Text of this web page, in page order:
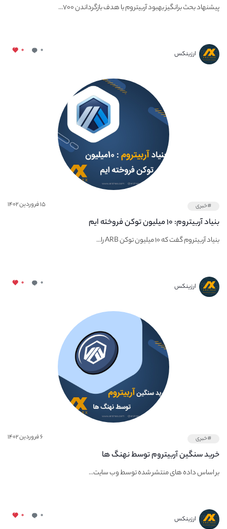
پیشنهاد بحث برانگیز بهبود آربیتروم با هدف بازگرداندن ۷۰۰...
ارزینکس ۰ ۰
#خبری ۱۵ فروردین ۱۴۰۲
بنیاد آربیتروم: ۱۰ میلیون توکن فروخته ایم
بنیاد آربیتروم گفت که ۱۰ میلیون توکن ARB را...
ارزینکس ۰ ۰
#خبری ۶ فروردین ۱۴۰۲
خرید سنگین آربیتروم توسط نهنگ ها
بر اساس داده های منتشر شده توسط وب سایت...
ارزینکس ۰ ۰